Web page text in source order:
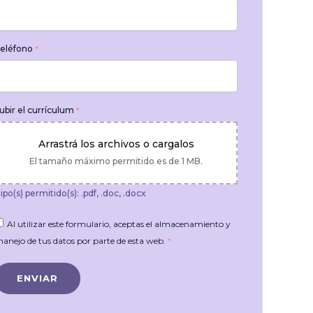
*
el currículum *
Arrastrá los archivos o cargalos
El tamaño máximo permitido es de 1 MB.
permitido(s): .pdf, .doc, .docx
Al utilizar este formulario, aceptas el almacenamiento y
de tus datos por parte de esta web. *